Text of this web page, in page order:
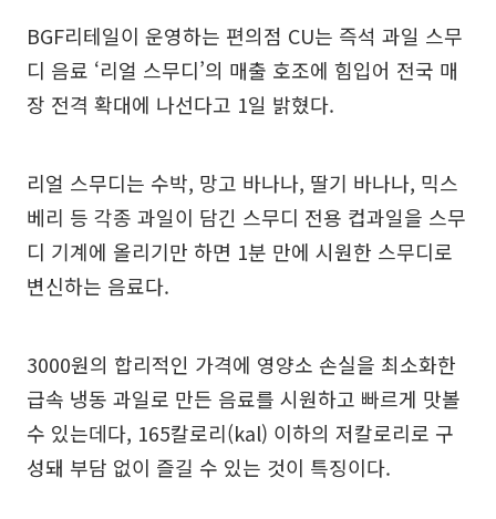
BGF리테일이 운영하는 편의점 CU는 즉석 과일 스무
디 음료 ‘리얼 스무디’의 매출 호조에 힘입어 전국 매
장 전격 확대에 나선다고 1일 밝혔다.
리얼 스무디는 수박, 망고 바나나, 딸기 바나나, 믹스
베리 등 각종 과일이 담긴 스무디 전용 컵과일을 스무
디 기계에 올리기만 하면 1분 만에 시원한 스무디로
변신하는 음료다.
3000원의 합리적인 가격에 영양소 손실을 최소화한
급속 냉동 과일로 만든 음료를 시원하고 빠르게 맛볼
수 있는데다, 165칼로리(kal) 이하의 저칼로리로 구
성돼 부담 없이 즐길 수 있는 것이 특징이다.